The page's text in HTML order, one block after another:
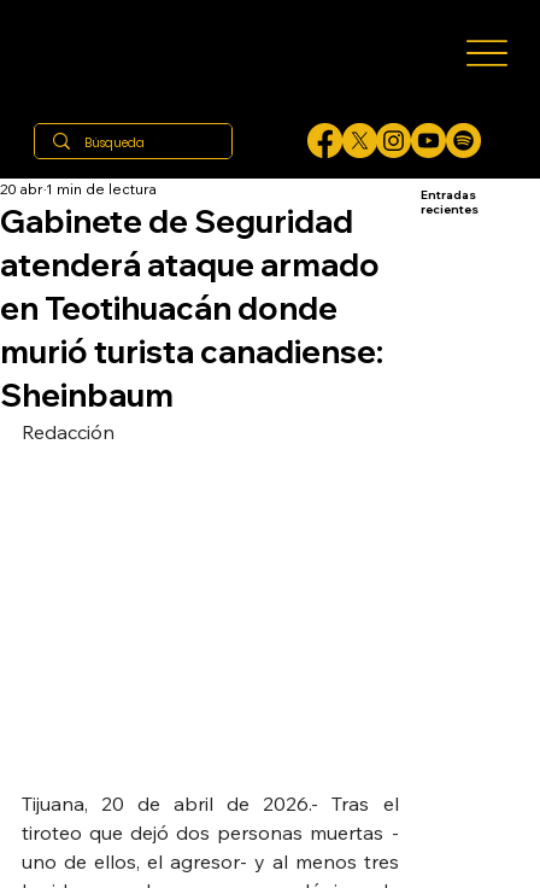
Gabinete de Seguridad
atenderá ataque armado
en Teotihuacán donde
murió turista canadiense:
Sheinbaum
20 abr 1 min de lectura
Redacción
Tijuana, 20 de abril de 2026.- Tras el
tiroteo que dejó dos personas muertas -
uno de ellos, el agresor- y al menos tres
Entradas
recientes